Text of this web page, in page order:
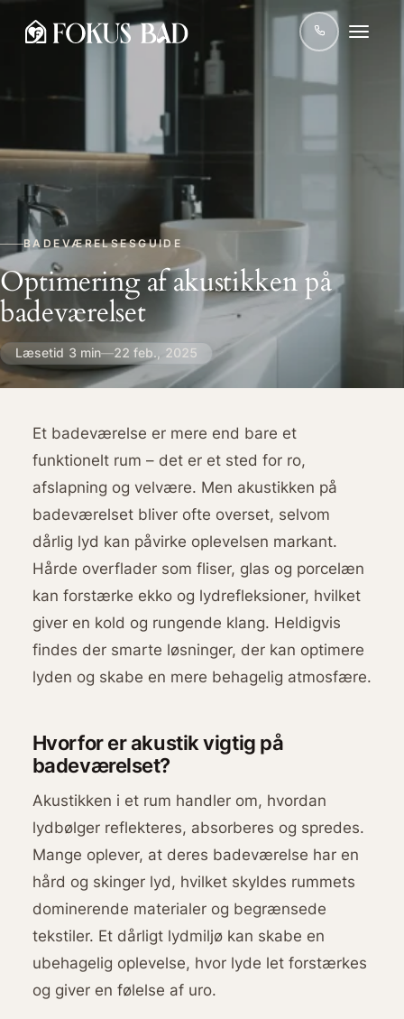
BADEVÆRELSESGUIDE
Optimering af akustikken på
badeværelset
Læsetid 3 min—22 feb., 2025
Et badeværelse er mere end bare et
funktionelt rum – det er et sted for ro,
afslapning og velvære. Men akustikken på
badeværelset bliver ofte overset, selvom
dårlig lyd kan påvirke oplevelsen markant.
Hårde overflader som fliser, glas og porcelæn
kan forstærke ekko og lydrefleksioner, hvilket
giver en kold og rungende klang. Heldigvis
findes der smarte løsninger, der kan optimere
lyden og skabe en mere behagelig atmosfære.
Hvorfor er akustik vigtig på
badeværelset?
Akustikken i et rum handler om, hvordan
lydbølger reflekteres, absorberes og spredes.
Mange oplever, at deres badeværelse har en
hård og skinger lyd, hvilket skyldes rummets
dominerende materialer og begrænsede
tekstiler. Et dårligt lydmiljø kan skabe en
ubehagelig oplevelse, hvor lyde let forstærkes
og giver en følelse af uro.